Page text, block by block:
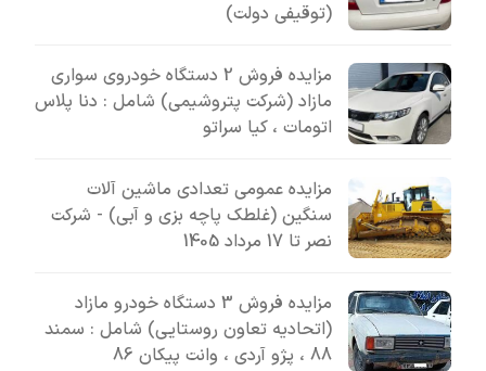
(توقیفی دولت)
مزایده فروش 2 دستگاه خودروی سواری
مازاد (شرکت پتروشیمی) شامل : دنا پلاس
اتومات ، کیا سراتو
مزایده عمومی تعدادی ماشین آلات
سنگین (غلطک پاچه بزی و آبی) - شرکت
نصر تا 17 مرداد 1405
مزایده فروش 3 دستگاه خودرو مازاد
(اتحادیه تعاون روستایی) شامل : سمند
88 ، پژو آردی ، وانت پیکان 86